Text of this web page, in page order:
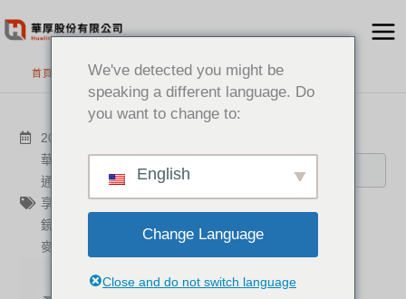
至
首頁 最新消息
2022-05-03
華厚
遠距協作,EPOS,耳機,
通訊專家
電話行銷,資訊分
享
遠距教學,防疫必備,視訊
鏡頭
麥克風
搜尋
分類
新聞中心(21)
成功案例
We've detected you might be
speaking a different language. Do
you want to change to:
English
Change Language
Close and do not switch language